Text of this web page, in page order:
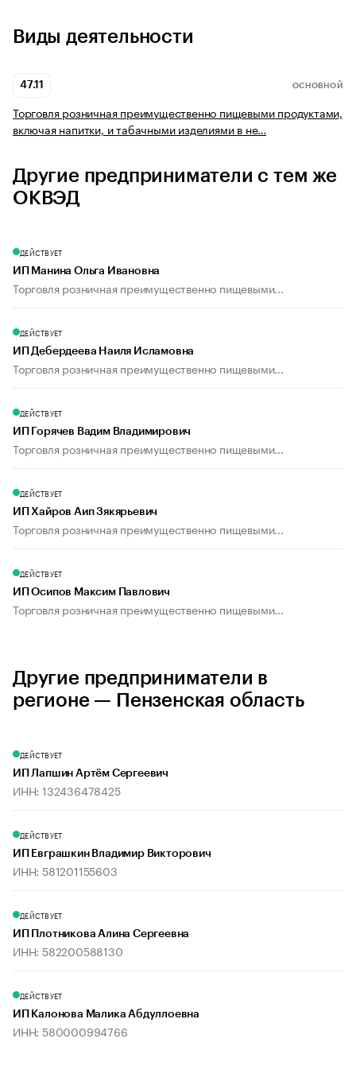
Виды деятельности
47.11 ОСНОВНОЙ
Торговля розничная преимущественно пищевыми продуктами,
включая напитки, и табачными изделиями в не…
Другие предприниматели с тем же
ОКВЭД
ДЕЙСТВУЕТ
ИП Манина Ольга Ивановна
Торговля розничная преимущественно пищевыми...
ДЕЙСТВУЕТ
ИП Дебердеева Наиля Исламовна
Торговля розничная преимущественно пищевыми...
ДЕЙСТВУЕТ
ИП Горячев Вадим Владимирович
Торговля розничная преимущественно пищевыми...
ДЕЙСТВУЕТ
ИП Хайров Аип Зякярьевич
Торговля розничная преимущественно пищевыми...
ДЕЙСТВУЕТ
ИП Осипов Максим Павлович
Торговля розничная преимущественно пищевыми...
Другие предприниматели в
регионе — Пензенская область
ДЕЙСТВУЕТ
ИП Лапшин Артём Сергеевич
ИНН: 132436478425
ДЕЙСТВУЕТ
ИП Евграшкин Владимир Викторович
ИНН: 581201155603
ДЕЙСТВУЕТ
ИП Плотникова Алина Сергеевна
ИНН: 582200588130
ДЕЙСТВУЕТ
ИП Калонова Малика Абдуллоевна
ИНН: 580000994766